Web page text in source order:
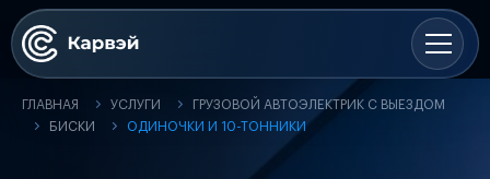
ГЛАВНАЯ УСЛУГИ
ГРУЗОВОЙ АВТОЭЛЕКТРИК С ВЫЕЗДОМ
БИСКИ
ОДИНОЧКИ И 10-ТОННИКИ